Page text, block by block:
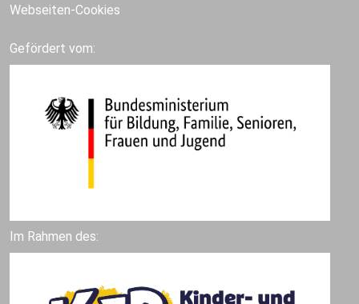
Webseiten-Cookies
Gefördert vom:
Im Rahmen des: